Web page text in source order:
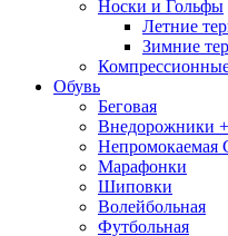
Носки и Гольфы
Летние
Зимние
Обувь
Беговая
Внедорожники
Непромокаемая
Марафонки
Шиповки
Волейбольная
Футбольная